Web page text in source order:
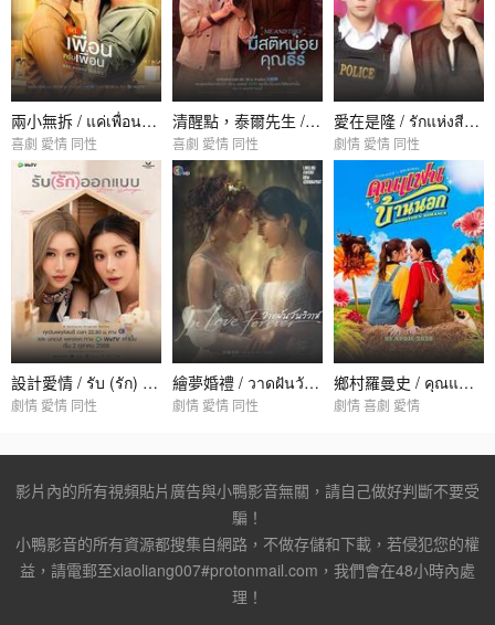
兩小無拆 / แค่เพื่อนครับเพื่อน
喜劇 愛情 同性
清醒點，泰爾先生 / มีสติหน่อยคุณธีร์
喜劇 愛情 同性
愛在是隆 / รักแห่งสีลม
劇情 愛情 同性
設計愛情 / รับ (รัก) ออกแบบ
劇情 愛情 同性
繪夢婚禮 / วาดฝันวันวิวาห์
劇情 愛情 同性
鄉村羅曼史 / คุณแฟนบ้านนอก
劇情 喜劇 愛情
影片內的所有視頻貼片廣告與小鴨影音無關，請自己做好判斷不要受
騙！
小鴨影音的所有資源都搜集自網路，不做存儲和下載，若侵犯您的權
益，請電郵至xiaoliang007#protonmail.com，我們會在48小時內處
理！